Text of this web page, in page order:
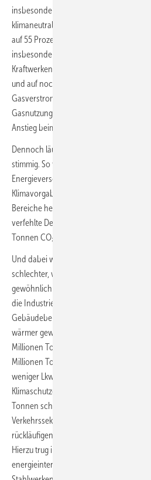
insbesondere erhöhter
klimaneutralen Erneuerbaren Energien
auf 55 Prozent. Während die Emissionen
insbesondere dank des Rückgangs der
Kraftwerken um gleichfalls 18 Millionen
und auf noch 183 Millionen Tonnen
Gasverstromung in etwa auf demselben
Gasnutzung insgesamt mitsamt dem
Anstieg beim Energieverbrauch von 3,3
Dennoch läuft manches auf dem
stimmig. So verfehlte Deutschland
Energieversorgung und der Verkehrs-
Klimavorgaben der Europäischen Union
Bereiche heranzuziehenden
verfehlte Deutschland das Klimaziel um
Tonnen CO₂.
Und dabei waren hier die
schlechter, weil die Temperaturen in der
gewöhnlich waren und weil die
die Industrieproduktion schwächelt. So
Gebäudebereich sogar gestiegen, wäre
wärmer gewesen. Sie fielen tatsächlich
Millionen Tonnen. Auch im Verkehr
Millionen Tonnen zurück, weil infolge
weniger Lkw fuhren. Im Vergleich zu den
Klimaschutzgesetzes blieb der
Tonnen schmutziger als vorgegeben.
Verkehrssektor stiegen die Emissionen
rückläufigen Aktivitäten sogar um noch
Hierzu trug immerhin ein leichter
energieintensiven Industrie wie etwa